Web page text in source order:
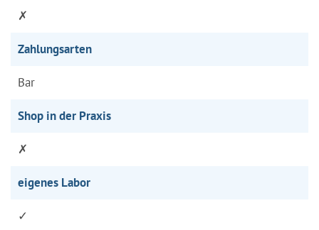
✗
Zahlungsarten
Bar
Shop in der Praxis
✗
eigenes Labor
✓